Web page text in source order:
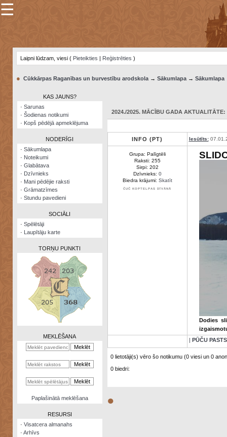
×
Šodienas
notikumi
Visatcera
almanahs
Arhīvs
Zināšanu
kalkulators
Nomētātās
☰
Laipni lūdzam, viesi ( Pieteikties | Reģistrēties )
● Cūkkārpas Raganības un burvestību arodskola→ Sākumlapa→ Sākumlapa
KAS JAUNS?
· Sarunas
· Šodienas notikumi
· Kopš pēdējā apmeklējuma
NODERĪGI
· Sākumlapa
· Noteikumi
· Glabātava
· Dzīvnieks
· Mani pēdējie raksti
· Grāmatzīmes
· Stundu pavedieni
SOCIĀLI
· Spēlētāji
· Laupītāju karte
TORŅU PUNKTI
MEKLĒŠANA
Paplašinātā meklēšana
RESURSI
· Visatcera almanahs
· Arhīvs
2024./2025. MĀCĪBU GADA AKTUALITĀTE:
INFO (PT) Iesūtīts:
Grupa: Palīgtēli
Raksti: 255
Sirpi: 202
Dzīvnieks: 0
Biedra krājumi: Skatīt
ČUČ KOPTELPAS DĪVĀNĀ
Dodies
| PŪČU PASTS
0 lietotāji(s) vēro šo notikumu (0 viesi un 0
0 biedri:
●